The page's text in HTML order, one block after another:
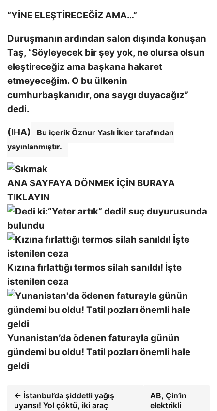
“YİNE ELEŞTİRECEĞİZ AMA…”
Duruşmanın ardından salon dışında konuşan
Taş, “Söyleyecek bir şey yok, ne olursa olsun
eleştireceğiz ama başkana hakaret
etmeyeceğim. O bu ülkenin
cumhurbaşkanıdır, ona saygı duyacağız”
dedi.
(IHA)
Bu içerik Öznur Yaslı İkier tarafından
yayınlanmıştır.
ANA SAYFAYA DÖNMEK İÇİN BURAYA
TIKLAYIN
“Yeter artık” dedi! suç duyurusunda
bulundu
Kızına fırlattığı termos silah sanıldı! İşte
istenilen ceza
Yunanistan’da ödenen faturayla günün
gündemi bu oldu! Tatil pozları önemli hale
geldi
← İstanbul’da şiddetli yağış
uyarısı! Yol çöktü, iki araç
AB, Çin’in
elektrikli